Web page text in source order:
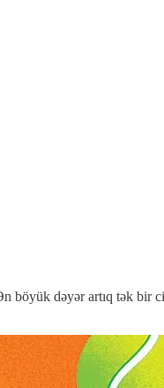
böyük dəyər artıq tək